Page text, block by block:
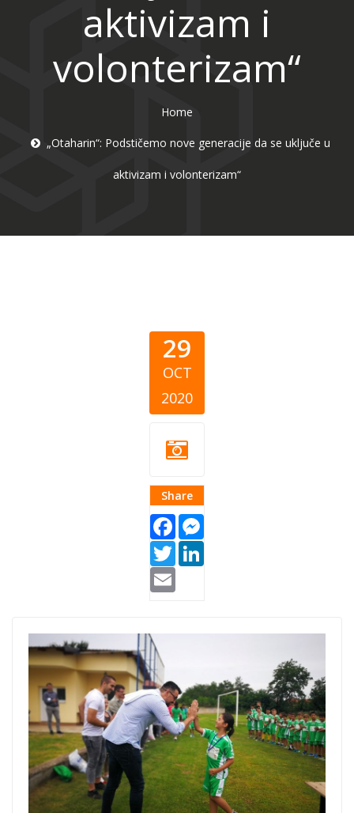
aktivizam i
volonterizam“
Home
„Otaharin“: Podstičemo nove generacije da se uključe u
aktivizam i volonterizam“
29
OCT
2020
Share
Facebook
Twitter
otaharin-
cover.jpg